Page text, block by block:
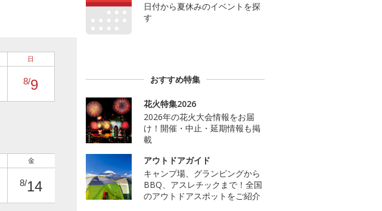
日
8/9
金
8/14
日付から夏休みのイベントを探
す
おすすめ特集
花火特集2026
2026年の花火大会情報をお届
け！開催・中止・延期情報も掲
載
アウトドアガイド
キャンプ場、グランピングから
BBQ、アスレチックまで！全国
のアウトドアスポットをご紹介